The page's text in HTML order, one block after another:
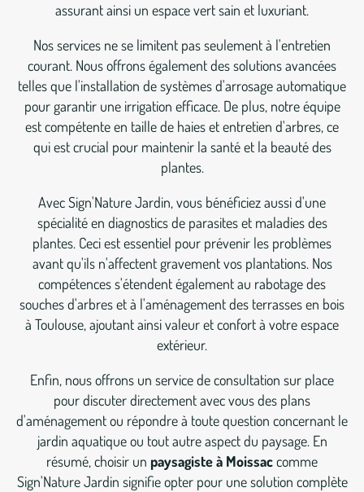
assurant ainsi un espace vert sain et luxuriant.
Nos services ne se limitent pas seulement à l'entretien
courant. Nous offrons également des solutions avancées
telles que l'installation de systèmes d'arrosage automatique
pour garantir une irrigation efficace. De plus, notre équipe
est compétente en taille de haies et entretien d'arbres, ce
qui est crucial pour maintenir la santé et la beauté des
plantes.
Avec Sign'Nature Jardin, vous bénéficiez aussi d'une
spécialité en diagnostics de parasites et maladies des
plantes. Ceci est essentiel pour prévenir les problèmes
avant qu'ils n'affectent gravement vos plantations. Nos
compétences s'étendent également au rabotage des
souches d'arbres et à l'aménagement des terrasses en bois
à Toulouse, ajoutant ainsi valeur et confort à votre espace
extérieur.
Enfin, nous offrons un service de consultation sur place
pour discuter directement avec vous des plans
d'aménagement ou répondre à toute question concernant le
jardin aquatique ou tout autre aspect du paysage. En
résumé, choisir un paysagiste à Moissaccomme
Sign'Nature Jardin signifie opter pour une solution complète